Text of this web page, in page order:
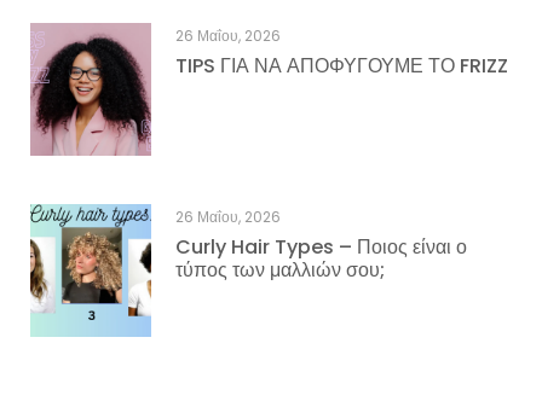
26 Μαΐου, 2026
TIPS ΓΙΑ ΝΑ ΑΠΟΦΥΓΟΥΜΕ ΤΟ FRIZZ
26 Μαΐου, 2026
Curly Hair Types – Ποιος είναι ο
τύπος των μαλλιών σου;